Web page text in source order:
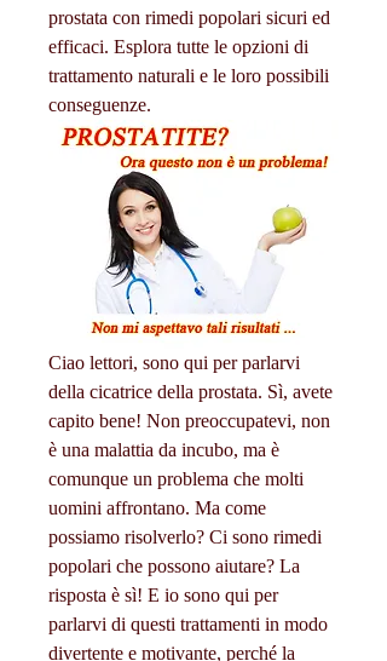
prostata con rimedi popolari sicuri ed
efficaci. Esplora tutte le opzioni di
trattamento naturali e le loro possibili
conseguenze.
Ciao lettori, sono qui per parlarvi
della cicatrice della prostata. Sì, avete
capito bene! Non preoccupatevi, non
è una malattia da incubo, ma è
comunque un problema che molti
uomini affrontano. Ma come
possiamo risolverlo? Ci sono rimedi
popolari che possono aiutare? La
risposta è sì! E io sono qui per
parlarvi di questi trattamenti in modo
divertente e motivante, perché la